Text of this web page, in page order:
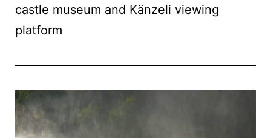
castle museum and Känzeli viewing
platform